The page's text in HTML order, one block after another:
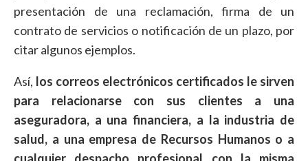
presentación de una reclamación, firma de un
contrato de servicios o notificación de un plazo, por
citar algunos ejemplos.
Así, los correos electrónicos certificados le sirven
para relacionarse con sus clientes a una
aseguradora, a una financiera, a la industria de
salud, a una empresa de Recursos Humanos o a